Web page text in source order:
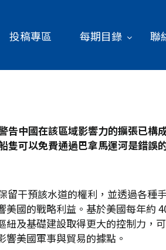
投稿專區 每期目錄 聯
告中國在該區域影響力的擴張已構
隻可以免費通過巴拿馬運河是錯誤
留干預該水道的權利，並透過各種
國的戰略利益。基於美國每年約
及基礎建設取得更大的控制力，
美國軍事與貿易的據點。